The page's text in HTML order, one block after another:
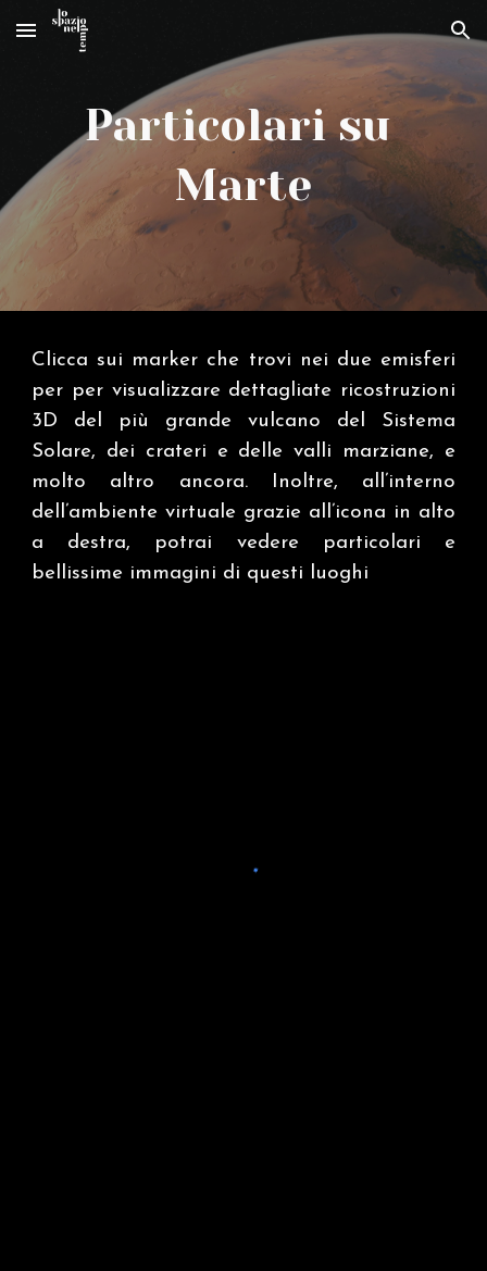
Skip to main content Skip to navigation
Particolari su
Marte
Clicca sui marker che trovi nei due emisferi
per per visualizzare dettagliate ricostruzioni
3D del più grande vulcano del Sistema
Solare, dei crateri e delle valli marziane, e
molto altro ancora. Inoltre, all’interno
dell’ambiente virtuale grazie all’icona in alto
a destra, potrai vedere particolari e
bellissime immagini di questi luoghi